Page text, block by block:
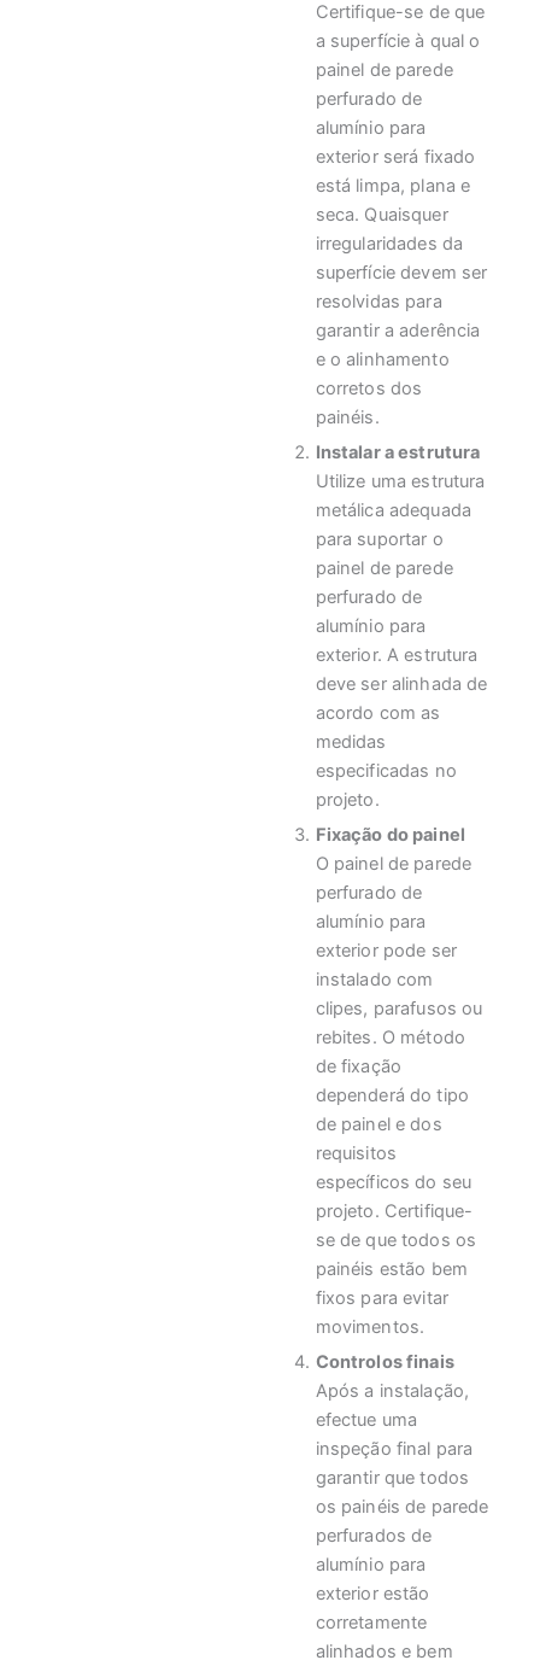
Certifique-se de que
a superfície à qual o
painel de parede
perfurado de
alumínio para
exterior será fixado
está limpa, plana e
seca. Quaisquer
irregularidades da
superfície devem ser
resolvidas para
garantir a aderência
e o alinhamento
corretos dos
painéis.
Instalar a estrutura
Utilize uma estrutura
metálica adequada
para suportar o
painel de parede
perfurado de
alumínio para
exterior. A estrutura
deve ser alinhada de
acordo com as
medidas
especificadas no
projeto.
Fixação do painel
O painel de parede
perfurado de
alumínio para
exterior pode ser
instalado com
clipes, parafusos ou
rebites. O método
de fixação
dependerá do tipo
de painel e dos
requisitos
específicos do seu
projeto. Certifique-
se de que todos os
painéis estão bem
fixos para evitar
movimentos.
Controlos finais
Após a instalação,
efectue uma
inspeção final para
garantir que todos
os painéis de parede
perfurados de
alumínio para
exterior estão
corretamente
alinhados e bem